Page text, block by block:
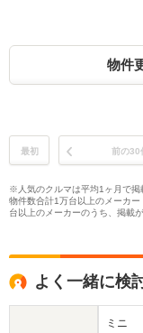
物件
最初 前の30
※人気のクルマは平均1ヶ月で掲
物件数合計1万台以上のメーカ
台以上のメーカーのうち、掲載
よく一緒に検
ミニ